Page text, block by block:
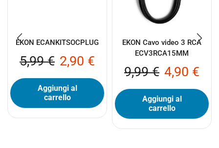
EKON ECANKITSOCPLUG
5,99€ 2,90 €
Aggiungi al
carrello
EKON Cavo video 3 RCA
ECV3RCA15MM
9,99€ 4,90 €
Aggiungi al
carrello